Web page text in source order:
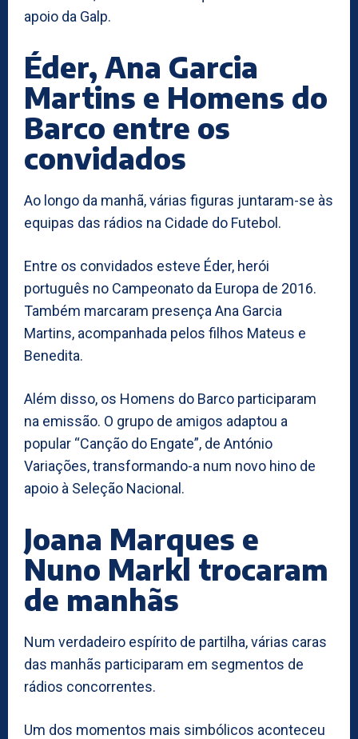
apoio da Galp.
Éder, Ana Garcia
Martins e Homens do
Barco entre os
convidados
Ao longo da manhã, várias figuras juntaram-se às
equipas das rádios na Cidade do Futebol.
Entre os convidados esteve Éder, herói
português no Campeonato da Europa de 2016.
Também marcaram presença Ana Garcia
Martins, acompanhada pelos filhos Mateus e
Benedita.
Além disso, os Homens do Barco participaram
na emissão. O grupo de amigos adaptou a
popular “Canção do Engate”, de António
Variações, transformando-a num novo hino de
apoio à Seleção Nacional.
Joana Marques e
Nuno Markl trocaram
de manhãs
Num verdadeiro espírito de partilha, várias caras
das manhãs participaram em segmentos de
rádios concorrentes.
Um dos momentos mais simbólicos aconteceu